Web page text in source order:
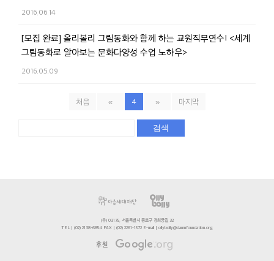
2016.06.14
[모집 완료] 올리볼리 그림동화와 함께 하는 교원직무연수! <세계
그림동화로 알아보는 문화다양성 수업 노하우>
2016.05.09
처음 « 4 » 마지막
검색
(우) 03175, 서울특별시 종로구 경희궁길 32
TEL | (02) 2138-6854 FAX | (02) 2261-1572 E-mail | ollybolly@daumfoundation.org
후원